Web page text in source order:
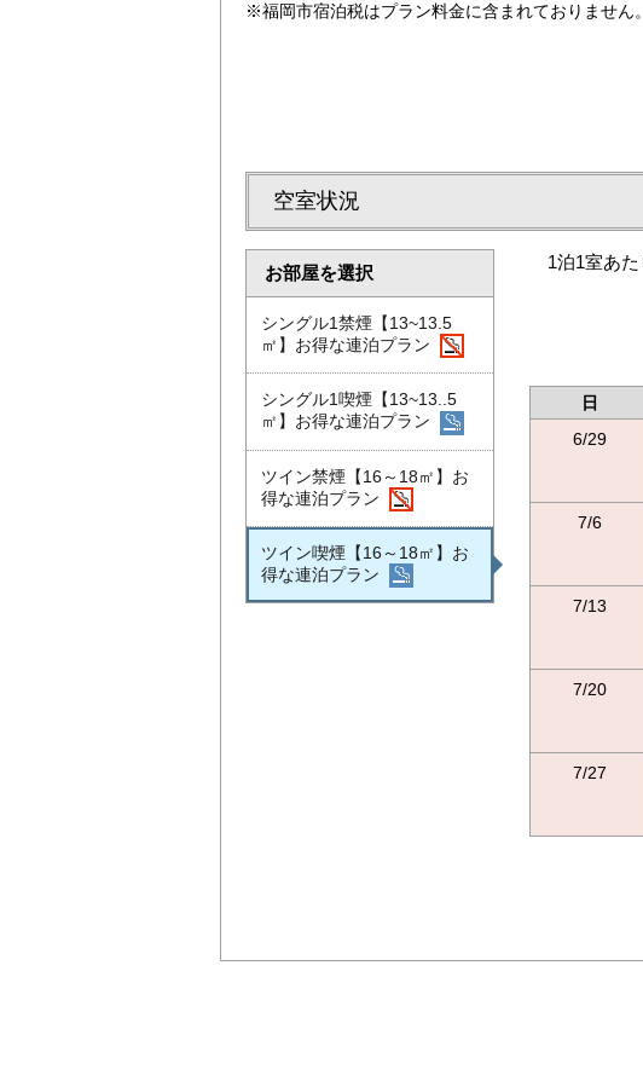
※福岡市宿泊税はプラン料金に含まれておりません。
空室状況
お部屋を選択
シングル1禁煙【13~13.5
㎡】お得な連泊プラン
シングル1喫煙【13~13..5
㎡】お得な連泊プラン
ツイン禁煙【16～18㎡】お
得な連泊プラン
ツイン喫煙【16～18㎡】お
得な連泊プラン
1泊1室あた
日
6/29
7/6
7/13
7/20
7/27